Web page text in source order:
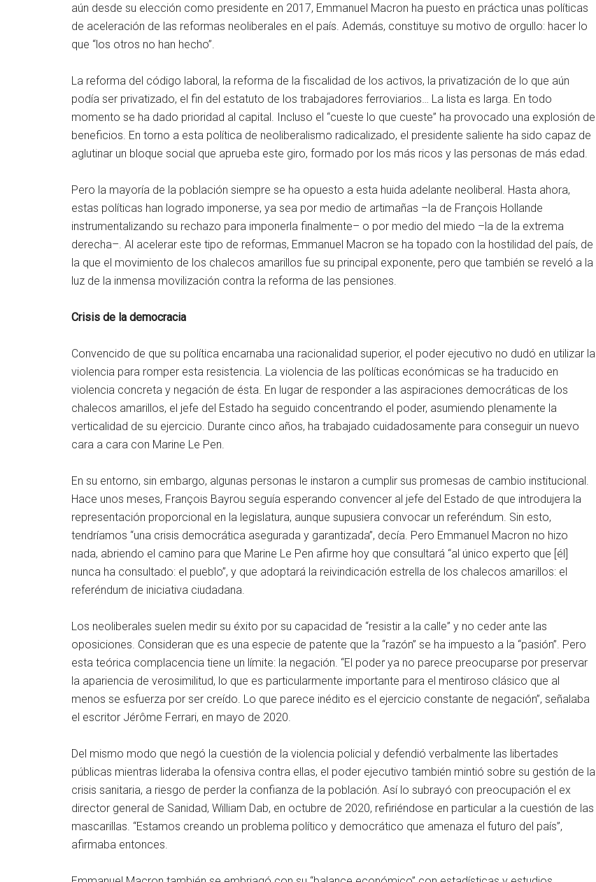
aún desde su elección como presidente en 2017, Emmanuel Macron ha puesto en práctica unas políticas
de aceleración de las reformas neoliberales en el país. Además, constituye su motivo de orgullo: hacer lo
que “los otros no han hecho”.
La reforma del código laboral, la reforma de la fiscalidad de los activos, la privatización de lo que aún
podía ser privatizado, el fin del estatuto de los trabajadores ferroviarios… La lista es larga. En todo
momento se ha dado prioridad al capital. Incluso el “cueste lo que cueste” ha provocado una explosión de
beneficios. En torno a esta política de neoliberalismo radicalizado, el presidente saliente ha sido capaz de
aglutinar un bloque social que aprueba este giro, formado por los más ricos y las personas de más edad.
Pero la mayoría de la población siempre se ha opuesto a esta huida adelante neoliberal. Hasta ahora,
estas políticas han logrado imponerse, ya sea por medio de artimañas –la de François Hollande
instrumentalizando su rechazo para imponerla finalmente– o por medio del miedo –la de la extrema
derecha–. Al acelerar este tipo de reformas, Emmanuel Macron se ha topado con la hostilidad del país, de
la que el movimiento de los chalecos amarillos fue su principal exponente, pero que también se reveló a la
luz de la inmensa movilización contra la reforma de las pensiones.
Crisis de la democracia
Convencido de que su política encarnaba una racionalidad superior, el poder ejecutivo no dudó en utilizar la
violencia para romper esta resistencia. La violencia de las políticas económicas se ha traducido en
violencia concreta y negación de ésta. En lugar de responder a las aspiraciones democráticas de los
chalecos amarillos, el jefe del Estado ha seguido concentrando el poder, asumiendo plenamente la
verticalidad de su ejercicio. Durante cinco años, ha trabajado cuidadosamente para conseguir un nuevo
cara a cara con Marine Le Pen.
En su entorno, sin embargo, algunas personas le instaron a cumplir sus promesas de cambio institucional.
Hace unos meses, François Bayrou seguía esperando convencer al jefe del Estado de que introdujera la
representación proporcional en la legislatura, aunque supusiera convocar un referéndum. Sin esto,
tendríamos “una crisis democrática asegurada y garantizada”, decía. Pero Emmanuel Macron no hizo
nada, abriendo el camino para que Marine Le Pen afirme hoy que consultará “al único experto que [él]
nunca ha consultado: el pueblo”, y que adoptará la reivindicación estrella de los chalecos amarillos: el
referéndum de iniciativa ciudadana.
Los neoliberales suelen medir su éxito por su capacidad de “resistir a la calle” y no ceder ante las
oposiciones. Consideran que es una especie de patente que la “razón” se ha impuesto a la “pasión”. Pero
esta teórica complacencia tiene un límite: la negación. “El poder ya no parece preocuparse por preservar
la apariencia de verosimilitud, lo que es particularmente importante para el mentiroso clásico que al
menos se esfuerza por ser creído. Lo que parece inédito es el ejercicio constante de negación”, señalaba
el escritor Jérôme Ferrari, en mayo de 2020.
Del mismo modo que negó la cuestión de la violencia policial y defendió verbalmente las libertades
públicas mientras lideraba la ofensiva contra ellas, el poder ejecutivo también mintió sobre su gestión de la
crisis sanitaria, a riesgo de perder la confianza de la población. Así lo subrayó con preocupación el ex
director general de Sanidad, William Dab, en octubre de 2020, refiriéndose en particular a la cuestión de las
mascarillas. “Estamos creando un problema político y democrático que amenaza el futuro del país”,
afirmaba entonces.